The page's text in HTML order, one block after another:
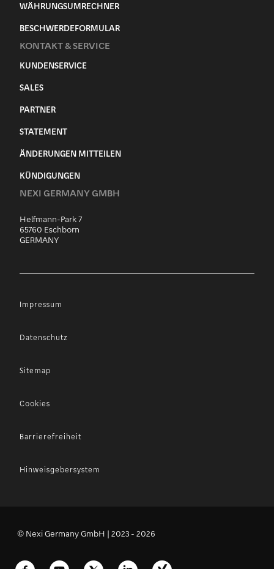
WÄHRUNGSUMRECHNER
BESCHWERDEFORMULAR
KONTAKT & SERVICE
KUNDENSERVICE
SALES
PARTNER
STATEMENT
ÄNDERUNGEN MITTEILEN
KÜNDIGUNGEN
NEXI GERMANY GMBH
Helfmann-Park 7
65760 Eschborn
GERMANY
Impressum
Datenschutz
Sitemap
Cookies
Barrierefreiheit
Hinweisgebersystem
© Nexi Germany GmbH | 2023 - 2026